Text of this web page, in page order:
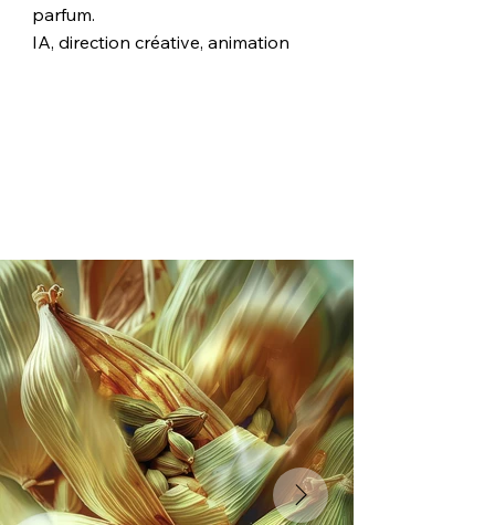
parfum.
IA, direction créative, animation